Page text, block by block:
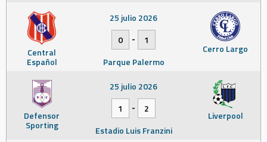
Central
Español
Cerro Largo
25 julio 2026
0
-
1
Parque Palermo
Defensor
Sporting
Liverpool
25 julio 2026
1
-
2
Estadio Luis Franzini